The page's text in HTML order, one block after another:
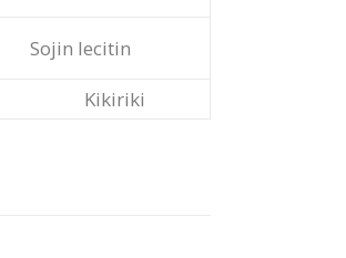
Sojin lecitin
Kikiriki